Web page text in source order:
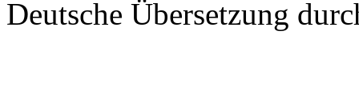
Deutsche Übersetzung